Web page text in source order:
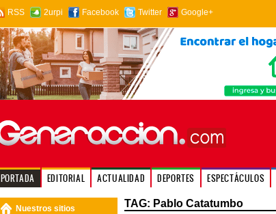
RSS 2urpi Facebook Twitter Google+
PORTADA EDITORIAL ACTUALIDAD DEPORTES ESPECTÁCULOS
Nuestros sitios TAG: Pablo Catatumbo